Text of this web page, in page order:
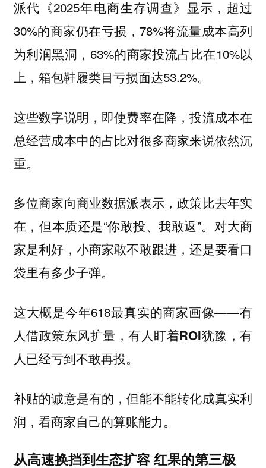
派代《2025年电商生存调查》显示，超过
30%的商家仍在亏损，78%将流量成本高列
为利润黑洞，63%的商家投流占比在10%以
上，箱包鞋履类目亏损面达53.2%。
这些数字说明，即使费率在降，投流成本在
总经营成本中的占比对很多商家来说依然沉
重。
多位商家向商业数据派表示，政策比去年实
在，但本质还是“你敢投、我敢返”。对大商
家是利好，小商家敢不敢跟进，还是要看口
袋里有多少子弹。
这大概是今年618最真实的商家画像——有
人借政策东风扩量，有人盯着ROI犹豫，有
人已经亏到不敢再投。
补贴的诚意是有的，但能不能转化成真实利
润，看商家自己的算账能力。
从高速换挡到生态扩容 红果的第三极